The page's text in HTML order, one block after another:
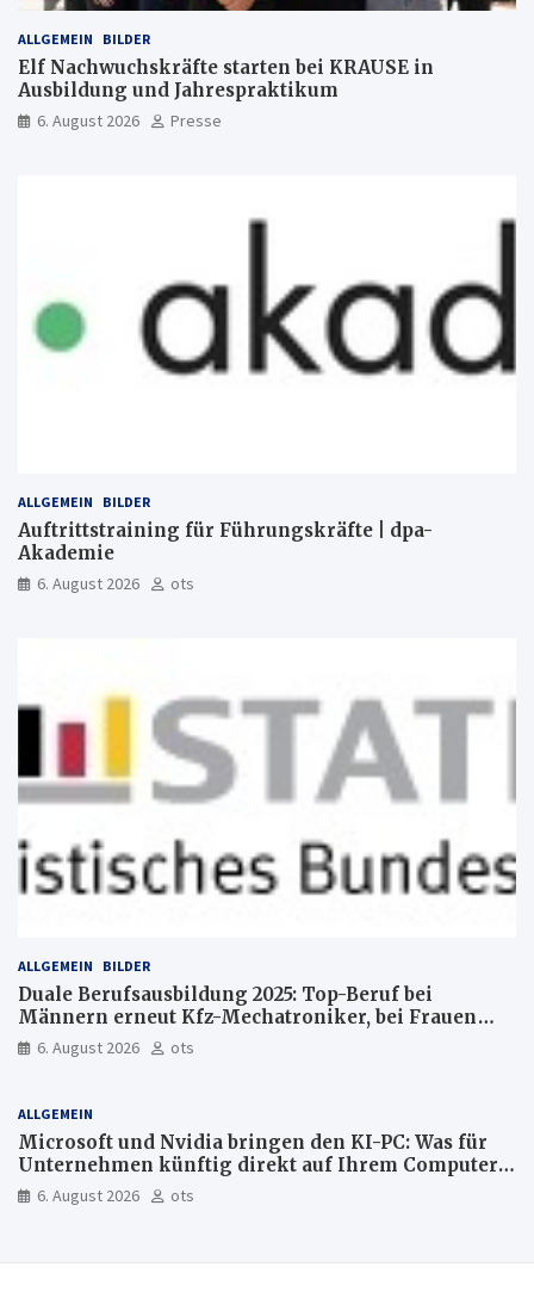
ALLGEMEIN BILDER
Elf Nachwuchskräfte starten bei KRAUSE in
Ausbildung und Jahrespraktikum
6. August 2026 Presse
ALLGEMEIN BILDER
Auftrittstraining für Führungskräfte | dpa-
Akademie
6. August 2026 ots
ALLGEMEIN BILDER
Duale Berufsausbildung 2025: Top-Beruf bei
Männern erneut Kfz-Mechatroniker, bei Frauen
medizinische Fachangestellte
6. August 2026 ots
ALLGEMEIN
Microsoft und Nvidia bringen den KI-PC: Was für
Unternehmen künftig direkt auf Ihrem Computer
läuft und was weiter in der Cloud bleibt
6. August 2026 ots